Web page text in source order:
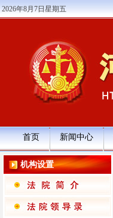
2026年8月7日星期五
首页 新闻中心
机构设置